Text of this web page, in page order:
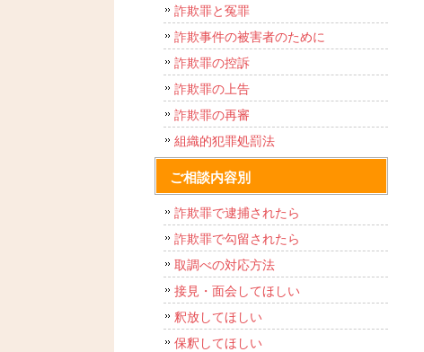
詐欺罪と冤罪
詐欺事件の被害者のために
詐欺罪の控訴
詐欺罪の上告
詐欺罪の再審
組織的犯罪処罰法
ご相談内容別
詐欺罪で逮捕されたら
詐欺罪で勾留されたら
取調べの対応方法
接見・面会してほしい
釈放してほしい
保釈してほしい